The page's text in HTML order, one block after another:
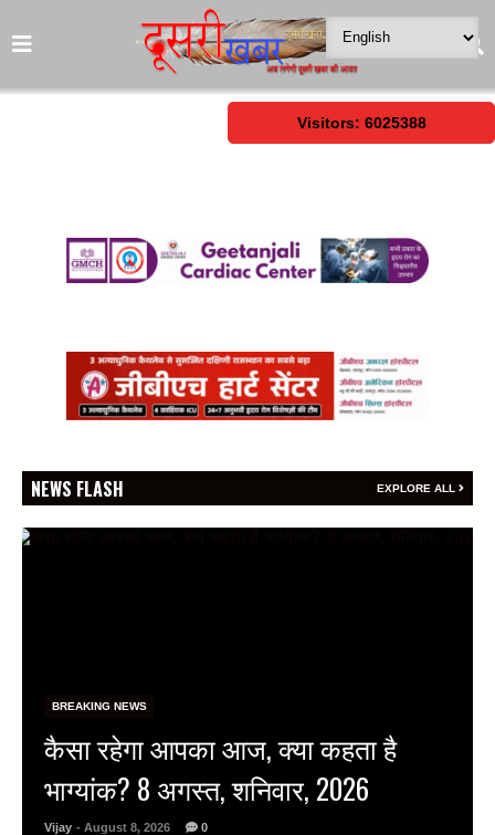
Visitors: 6025388
NEWS FLASH EXPLORE ALL
राष्ट्रीय हथकरघा दिवस पर जयपुर के
जेकेके में राज्य स्तरीय समारोह, बुनकर
राज्यस्तरीय पुरस्कार से सम्मानित…
Vijay - August 8, 2026 0